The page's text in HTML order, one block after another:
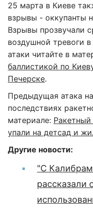
25 марта в Киеве
взрывы - оккупанты
Взрывы прозвучали
воздушной тревоги
атаки читайте в
баллистикой по
Печерске.
Предыдущая атака
последствиях
материале:
упали на детсад и
Другие новости:
"С
рассказали